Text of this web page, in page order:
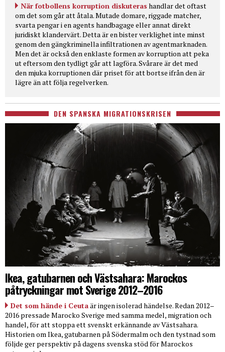
När fotbollens korruption diskuteras handlar det oftast
om det som går att åtala. Mutade domare, riggade matcher,
svarta pengar i en agents handbagage eller annat direkt
juridiskt klandervärt. Detta är en bister verklighet inte minst
genom den gängkriminella infiltrationen av agentmarknaden.
Men det är också den enklaste formen av korruption att peka
ut eftersom den tydligt går att lagföra. Svårare är det med
den mjuka korruptionen där priset för att bortse ifrån den är
lägre än att följa regelverken.
DEN SPANSKA MIGRATIONSKRISEN
Ikea, gatubarnen och Västsahara: Marockos
påtryckningar mot Sverige 2012–2016
Det som hände i Ceutaär ingen isolerad händelse. Redan 2012–
2016 pressade Marocko Sverige med samma medel, migration och
handel, för att stoppa ett svenskt erkännande av Västsahara.
Historien om Ikea, gatubarnen på Södermalm och den tystnad som
följde ger perspektiv på dagens svenska stöd för Marockos